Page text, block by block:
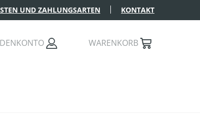
UND ZAHLUNGSARTEN KONTAKT
WARENKORB